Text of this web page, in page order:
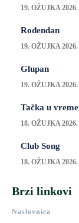
19. OŽUJKA 2026.
Rođendan
19. OŽUJKA 2026.
Glupan
19. OŽUJKA 2026.
Tačka u
18. OŽUJKA 2026.
Club Song
18. OŽUJKA 2026.
Brzi linkovi
Naslovnica